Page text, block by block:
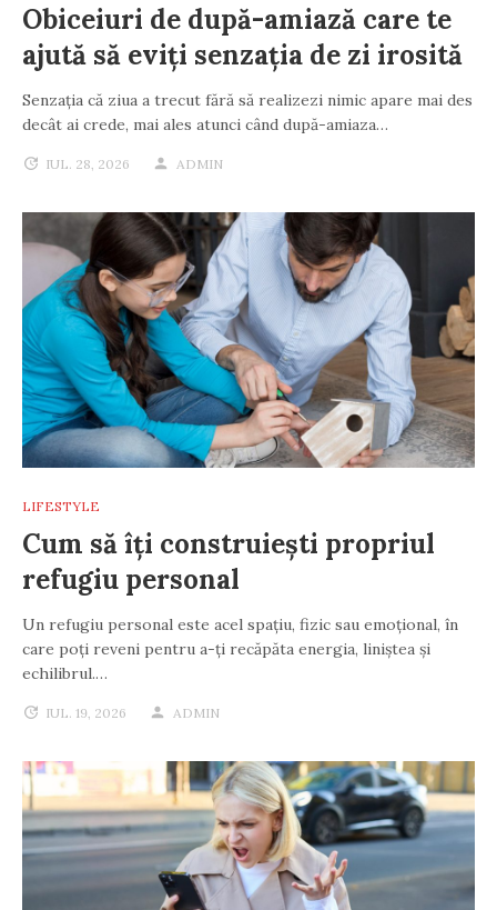
Obiceiuri de după-amiază care te
ajută să eviți senzația de zi irosită
Senzația că ziua a trecut fără să realizezi nimic apare mai des
decât ai crede, mai ales atunci când după-amiaza…
IUL. 28, 2026 ADMIN
LIFESTYLE
Cum să îți construiești propriul
refugiu personal
Un refugiu personal este acel spațiu, fizic sau emoțional, în
care poți reveni pentru a-ți recăpăta energia, liniștea și
echilibrul.…
IUL. 19, 2026 ADMIN